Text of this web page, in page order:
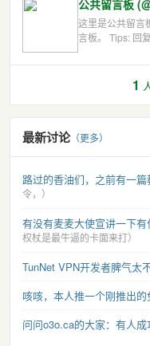
公共留言板
这里是公共留言
言板。 Tips: 回
1
最新讨论（更多）
路过的香油们，之前有一
令，）
有没有麦麦大使宣讲一下
权杖是最牛逼的卡面来打）
TunNet VPN开发者脾气太
咳咳，本人推一个刚推出
问问o3o.ca的大家：有人成